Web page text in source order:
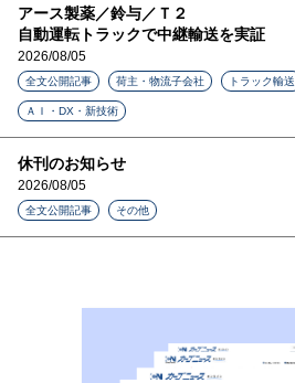
アース製薬／鈴与／Ｔ２
自動運転トラックで中継輸送を実証
2026/08/05
全文公開記事 荷主・物流子会社 トラック輸送
ＡＩ・DX・新技術
休刊のお知らせ
2026/08/05
全文公開記事 その他